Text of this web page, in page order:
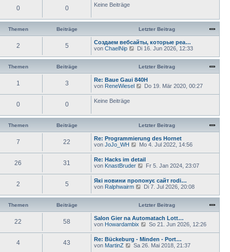
e
i
t
r
a
0 0 Keine Beiträge
Themen Beiträge Letzter Beitrag
2 5
Создаем вебсайты, которые реа…
von ChaelNip
N
u
s
t
e
t
g
Di 16. Jun 2026, 12:33
Themen Beiträge Letzter Beitrag
1 3
Re: Baue Gaui 840H
von ReneWiesel
N
t
r
e
i
t
r
a
Do 19. Mär 2020, 00:27
0 0 Keine Beiträge
Themen Beiträge Letzter Beitrag
7 22
Re: Programmierung des Hornet
von JoJo_WH
N
e
s
t
e
r
e
t
r
a
Mo 4. Jul 2022, 14:56
26 31
Re: Hacks im detail
von KnastBruder
N
e
s
t
r
e
i
t
r
a
Fr 5. Jan 2024, 23:07
2 5
Які новини пропонує сайт rodi…
von Ralphwairm
N
u
e
s
t
e
e
i
Di 7. Jul 2026, 20:08
Themen Beiträge Letzter Beitrag
22 58
Salon Gier na Automatach Lott…
von Howardambix
N
e
s
So 21. Jun 2026, 12:26
4 43
Re: Bückeburg - Minden - Port…
von MartinZ
N
Sa 26. Mai 2018, 21:37